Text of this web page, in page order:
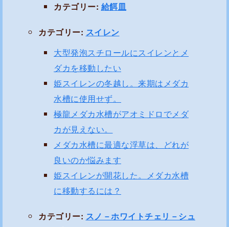
カテゴリー: 給餌皿
カテゴリー: スイレン
大型発泡スチロールにスイレンとメ
ダカを移動したい
姫スイレンの冬越し。来期はメダカ
水槽に使用せず。
極龍メダカ水槽がアオミドロでメダ
カが見えない。
メダカ水槽に最適な浮草は、どれが
良いのか悩みます
姫スイレンが開花した。メダカ水槽
に移動するには？
カテゴリー: スノ－ホワイトチェリ－シュ